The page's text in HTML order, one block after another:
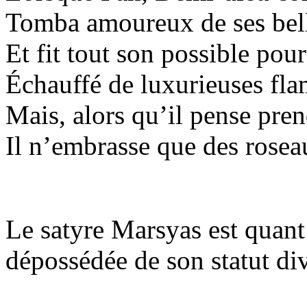
Tomba amoureux de ses
Et fit tout son possible
Échauffé de luxurieuses
Mais, alors qu’il pense
Il n’embrasse que des
Le satyre Marsyas est
dépossédée de son statut